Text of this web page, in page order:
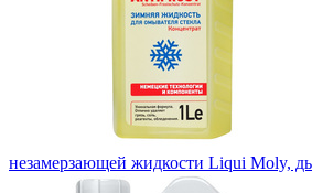
незамерзающей жидкости Liqui Moly,